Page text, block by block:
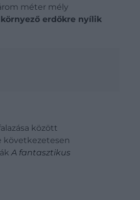
méter mély
erdőkre nyílik
között
következetesen
A fantasztikus